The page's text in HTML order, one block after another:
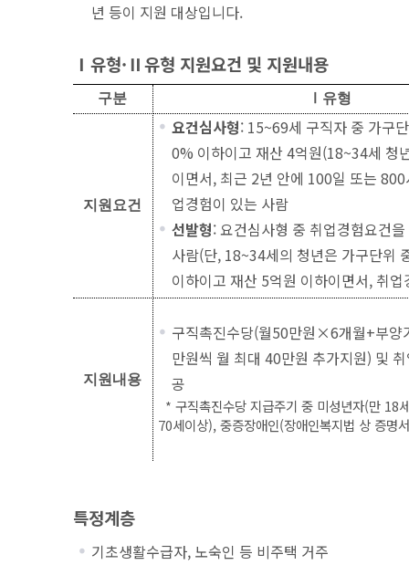
년 등이 지원 대상입니다.
Ⅰ유형·Ⅱ유형 지원요건 및 지원내용
국민취업지원제도 1유형, 2유형 각 유형에 대한 지원요건 및 지원내용 정리표
구분 Ⅰ유형
지원요건
요건심사형: 15~69세 구직자 중 가구
0% 이하이고 재산 4억원(18~34세 청
이면서, 최근 2년 안에 100일 또는
업경험이 있는 사람
선발형: 요건심사형 중 취업경험요건
사람(단, 18~34세의 청년은 가구단위
이하이고 재산 5억원 이하이면서, 취업
지원내용
구직촉진수당(월50만원×6개월+부양
만원씩 월 최대 40만원 추가지원) 및
공
* 구직촉진수당 지급주기 중 미성년자(만 18
70세이상), 중증장애인(장애인복지법 상 증명
특정계층
기초생활수급자, 노숙인 등 비주택 거주